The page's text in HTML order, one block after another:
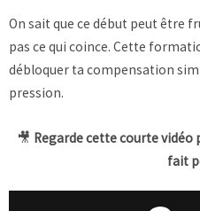
On sait que ce début peut être
pas ce qui coince. Cette
débloquer ta compensation
pression.
🎥 Regarde cette courte
fait